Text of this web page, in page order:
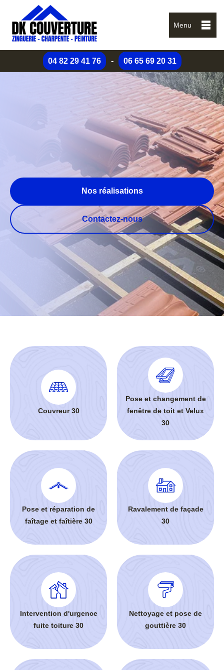
Menu
04 82 29 41 76 - 06 65 69 20 31
Nos réalisations
Contactez-nous
Couvreur 30
Pose et changement de
fenêtre de toit et Velux
30
Pose et réparation de
faîtage et faîtière 30
Ravalement de façade
30
Intervention d'urgence
fuite toiture 30
Nettoyage et pose de
gouttière 30